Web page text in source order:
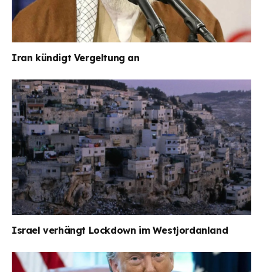
Iran kündigt Vergeltung an
Israel verhängt Lockdown im Westjordanland